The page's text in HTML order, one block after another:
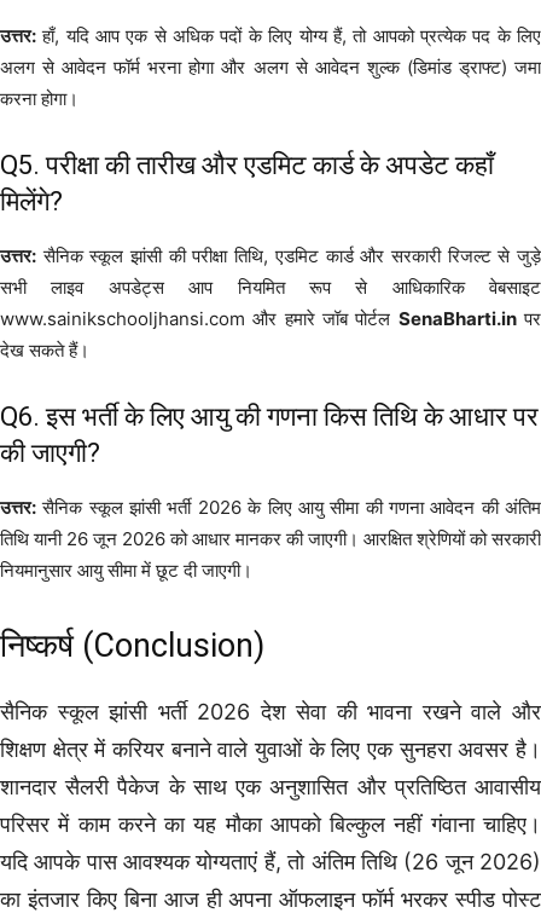
उत्तर: हाँ, यदि आप एक से अधिक पदों के लिए योग्य हैं, तो आपको प्रत्येक पद के लिए
अलग से आवेदन फॉर्म भरना होगा और अलग से आवेदन शुल्क (डिमांड ड्राफ्ट) जमा
करना होगा।
Q5. परीक्षा की तारीख और एडमिट कार्ड के अपडेट कहाँ
मिलेंगे?
उत्तर: सैनिक स्कूल झांसी की परीक्षा तिथि, एडमिट कार्ड और सरकारी रिजल्ट से जुड़े
सभी लाइव अपडेट्स आप नियमित रूप से आधिकारिक वेबसाइट
www.sainikschooljhansi.com और हमारे जॉब पोर्टल SenaBharti.inपर
देख सकते हैं।
Q6. इस भर्ती के लिए आयु की गणना किस तिथि के आधार पर
की जाएगी?
उत्तर: सैनिक स्कूल झांसी भर्ती 2026 के लिए आयु सीमा की गणना आवेदन की अंतिम
तिथि यानी 26 जून 2026 को आधार मानकर की जाएगी। आरक्षित श्रेणियों को सरकारी
नियमानुसार आयु सीमा में छूट दी जाएगी।
निष्कर्ष (Conclusion)
सैनिक स्कूल झांसी भर्ती 2026 देश सेवा की भावना रखने वाले और
शिक्षण क्षेत्र में करियर बनाने वाले युवाओं के लिए एक सुनहरा अवसर है।
शानदार सैलरी पैकेज के साथ एक अनुशासित और प्रतिष्ठित आवासीय
परिसर में काम करने का यह मौका आपको बिल्कुल नहीं गंवाना चाहिए।
यदि आपके पास आवश्यक योग्यताएं हैं, तो अंतिम तिथि (26 जून 2026)
का इंतजार किए बिना आज ही अपना ऑफलाइन फॉर्म भरकर स्पीड पोस्ट